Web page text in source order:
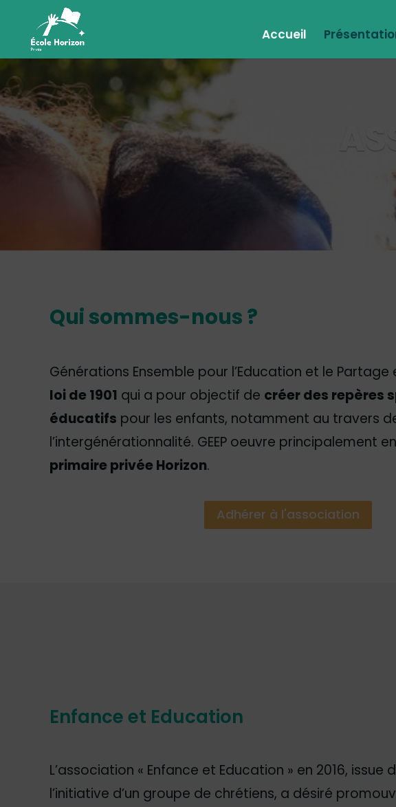
Accueil
Qui sommes-nous ?
Générations Ensemble pour l’Education et le Partage
loi de 1901 qui a pour objectif de créer des repères
éducatifs pour les enfants, notamment au travers
l’intergénérationnalité. GEEP oeuvre principalement
primaire privée Horizon.
Adhérer à l'association
Enfance et Education
L’association « Enfance et Education » en 2016, issue
l’initiative d’un groupe de chrétiens, a désiré